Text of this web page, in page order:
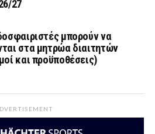
27
μπορούν να
στα μητρώα διαιτητών
και προϋποθέσεις)